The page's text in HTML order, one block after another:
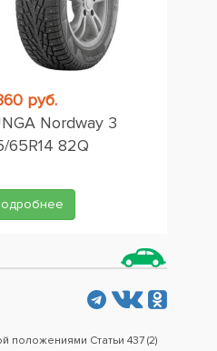
руб.
Nordway 3
65R14 82Q
положениями Статьи 437 (2)